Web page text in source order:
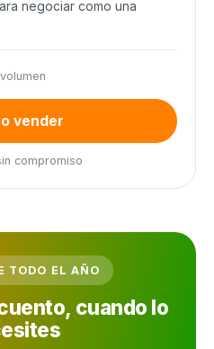
negociar como una
vender
compromiso
TODO EL AÑO
cuando lo